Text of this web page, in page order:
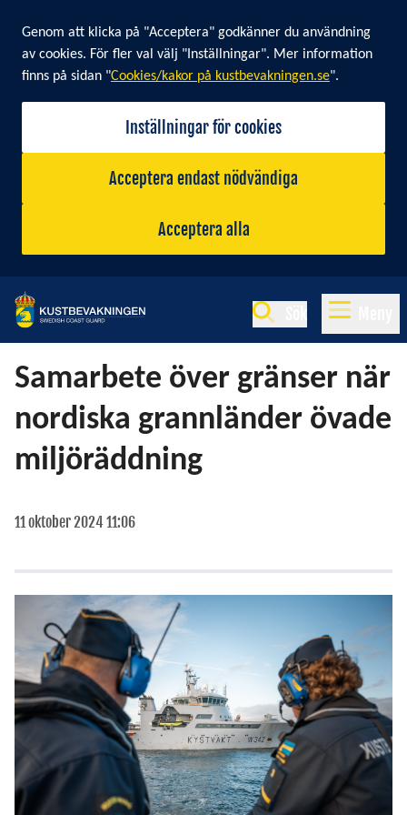
Cookie banner
Genom att klicka på "Acceptera" godkänner du användning
av cookies. För fler val välj "Inställningar". Mer information
finns på sidan "Cookies/kakor på kustbevakningen.se".
Inställningar för cookies
Acceptera endast nödvändiga
Acceptera alla
Samarbete över gränser när
nordiska grannländer övade
miljöräddning
11 oktober 2024 11:06